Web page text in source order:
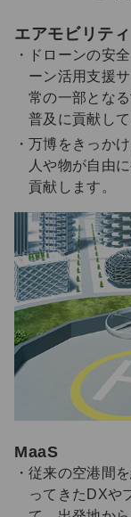
エアモビリティ
ドローンの安
ーン活用支援
常の一部とな
普及に貢献して
万博をきっか
人や物が自由
貢献します。
MaaS
従来の空港間
ってきたDXや